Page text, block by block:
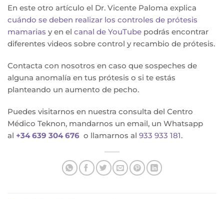
En este otro artículo el Dr. Vicente Paloma explica
cuándo se deben realizar los controles de prótesis
mamarias y en el canal de YouTube podrás encontrar
diferentes videos sobre control y recambio de prótesis.
Contacta con nosotros en caso que sospeches de
alguna anomalía en tus prótesis o si te estás
planteando un aumento de pecho.
Puedes visitarnos en nuestra consulta del Centro
Médico Teknon, mandarnos un email, un Whatsapp
al +34 639 304 676 o llamarnos al 933 933 181.